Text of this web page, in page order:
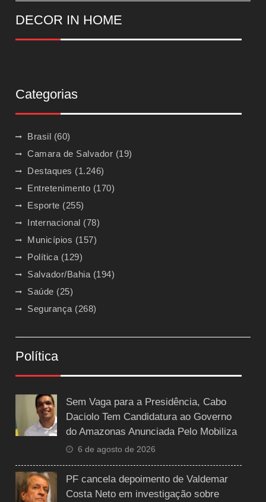
DECOR IN HOME
Categorias
Brasil (60)
Camara de Salvador (19)
Destaques (1.246)
Entretenimento (170)
Esporte (255)
Internacional (78)
Municípios (157)
Política (129)
Salvador/Bahia (194)
Saúde (25)
Segurança (268)
Política
Sem Vaga para a Presidência, Cabo
Daciolo Tem Candidatura ao Governo
do Amazonas Anunciada Pelo Mobiliza
6 de agosto de 2026
PF cancela depoimento de Valdemar
Costa Neto em investigação sobre